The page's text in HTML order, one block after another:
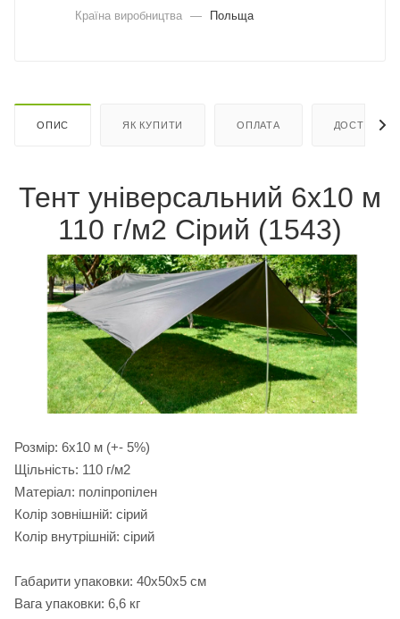
Країна виробництва — Польща
ОПИС ЯК КУПИТИ ОПЛАТА ДОСТАВКА
Тент універсальний 6х10 м
110 г/м2 Сірий (1543)
Розмір: 6х10 м (+- 5%)
Щільність: 110 г/м2
Матеріал: поліпропілен
Колір зовнішній: сірий
Колір внутрішній: сірий
Габарити упаковки: 40х50х5 см
Вага упаковки: 6,6 кг